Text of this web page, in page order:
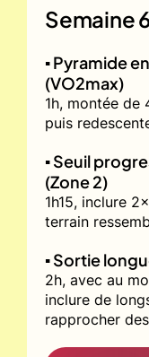
Semaine
▪️ Pyramide
(VO2max)
1h, montée de
puis
▪️ Seuil
(Zone 2)
1h15, inclure
terrain
▪️ Sortie
2h, avec au
inclure de
rapprocher